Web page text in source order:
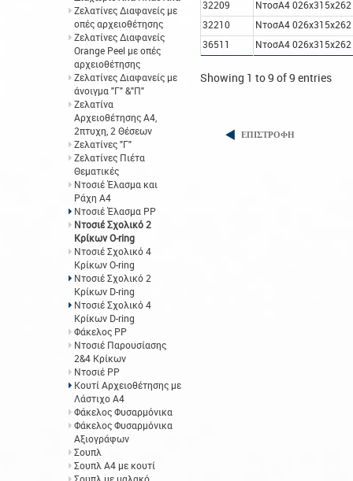
Ζελατίνες Διαφανείς με
οπές αρχειοθέτησης
Ζελατίνες Διαφανείς
Orange Peel με οπές
αρχειοθέτησης
Ζελατίνες Διαφανείς με
άνοιγμα "Γ" &"Π"
Ζελατίνα
Αρχειοθέτησης Α4,
2πτυχη, 2 Θέσεων
Ζελατίνες "Γ"
Ζελατίνες Πιέτα
Θεματικές
Ντοσιέ Έλασμα και
Ράχη Α4
Ντοσιέ Έλασμα PP
Ντοσιέ Σχολικό 2
Κρίκων O-ring
Ντοσιέ Σχολικό 4
Κρίκων O-ring
Ντοσιέ Σχολικό 2
Κρίκων D-ring
Ντοσιέ Σχολικό 4
Κρίκων D-ring
Φάκελος ΡΡ
Ντοσιέ Παρουσίασης
2&4 Κρίκων
Ντοσιέ PP
Κουτί Αρχειοθέτησης με
Λάστιχο Α4
Φάκελος Φυσαρμόνικα
Φάκελος Φυσαρμόνικα
Αξιογράφων
Σουπλ
Σουπλ Α4 με κουτί
32209
ΝτοσA4 026x315x262
32210
ΝτοσA4
36511
ΝτοσΑ4
Showing 1 to 9 of 9 entries
ΕΠΙΣΤΡΟΦΗ